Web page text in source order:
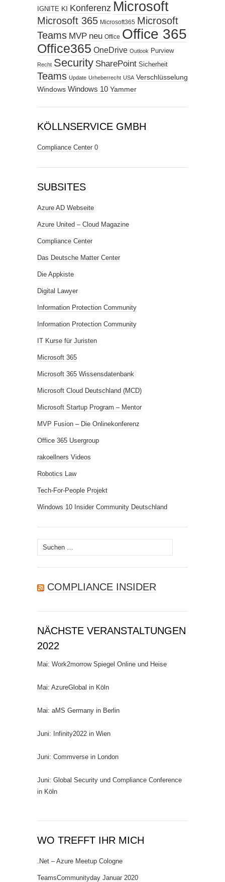
IGNITE KI Konferenz Microsoft
Microsoft 365 Microsoft365 Microsoft
Teams MVP neu Office Office 365
Office365 OneDrive Outlook Purview
Recht Security SharePoint Sicherheit
Teams Update Urheberrecht USA Verschlüsselung
Windows Windows 10 Yammer
KÖLLNSERVICE GMBH
Compliance Center 0
SUBSITES
Azure AD Webseite
Azure United – Cloud Magazine
Compliance Center
Das Deutsche Matter Center
Die Appkiste
Digital Lawyer
Information Protection Community
Information Protection Community
IT Kurse für Juristen
Microsoft 365
Microsoft 365 Wissensdatenbank
Microsoft Cloud Deutschland (MCD)
Microsoft Startup Program – Mentor
MVP Fusion – Die Onlinekonferenz
Office 365 Usergroup
rakoellners Videos
Robotics Law
Tech-For-People Projekt
Windows 10 Insider Community Deutschland
Suchen
nach:
COMPLIANCE INSIDER
NÄCHSTE VERANSTALTUNGEN
2022
Mai: Work2morrow Spiegel Online und Heise
Mai: AzureGlobal in Köln
Mai: aMS Germany in Berlin
Juni: Infinity2022 in Wien
Juni: Commverse in London
Juni: Global Security und Compliance Conference
in Köln
WO TREFFT IHR MICH
.Net – Azure Meetup Cologne
TeamsCommunityday Januar 2020